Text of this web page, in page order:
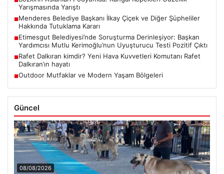
Yarışmasında Yarıştı
■Menderes Belediye Başkanı İlkay Çiçek ve Diğer Şüpheliler
Hakkında Tutuklama Kararı
■Etimesgut Belediyesi’nde Soruşturma Derinleşiyor: Başkan
Yardımcısı Mutlu Kerimoğlu’nun Uyuşturucu Testi Pozitif Çıktı
■Rafet Dalkıran kimdir? Yeni Hava Kuvvetleri Komutanı Rafet
Dalkıran’ın hayatı
■Outdoor Mutfaklar ve Modern Yaşam Bölgeleri
Güncel
08/08/2026